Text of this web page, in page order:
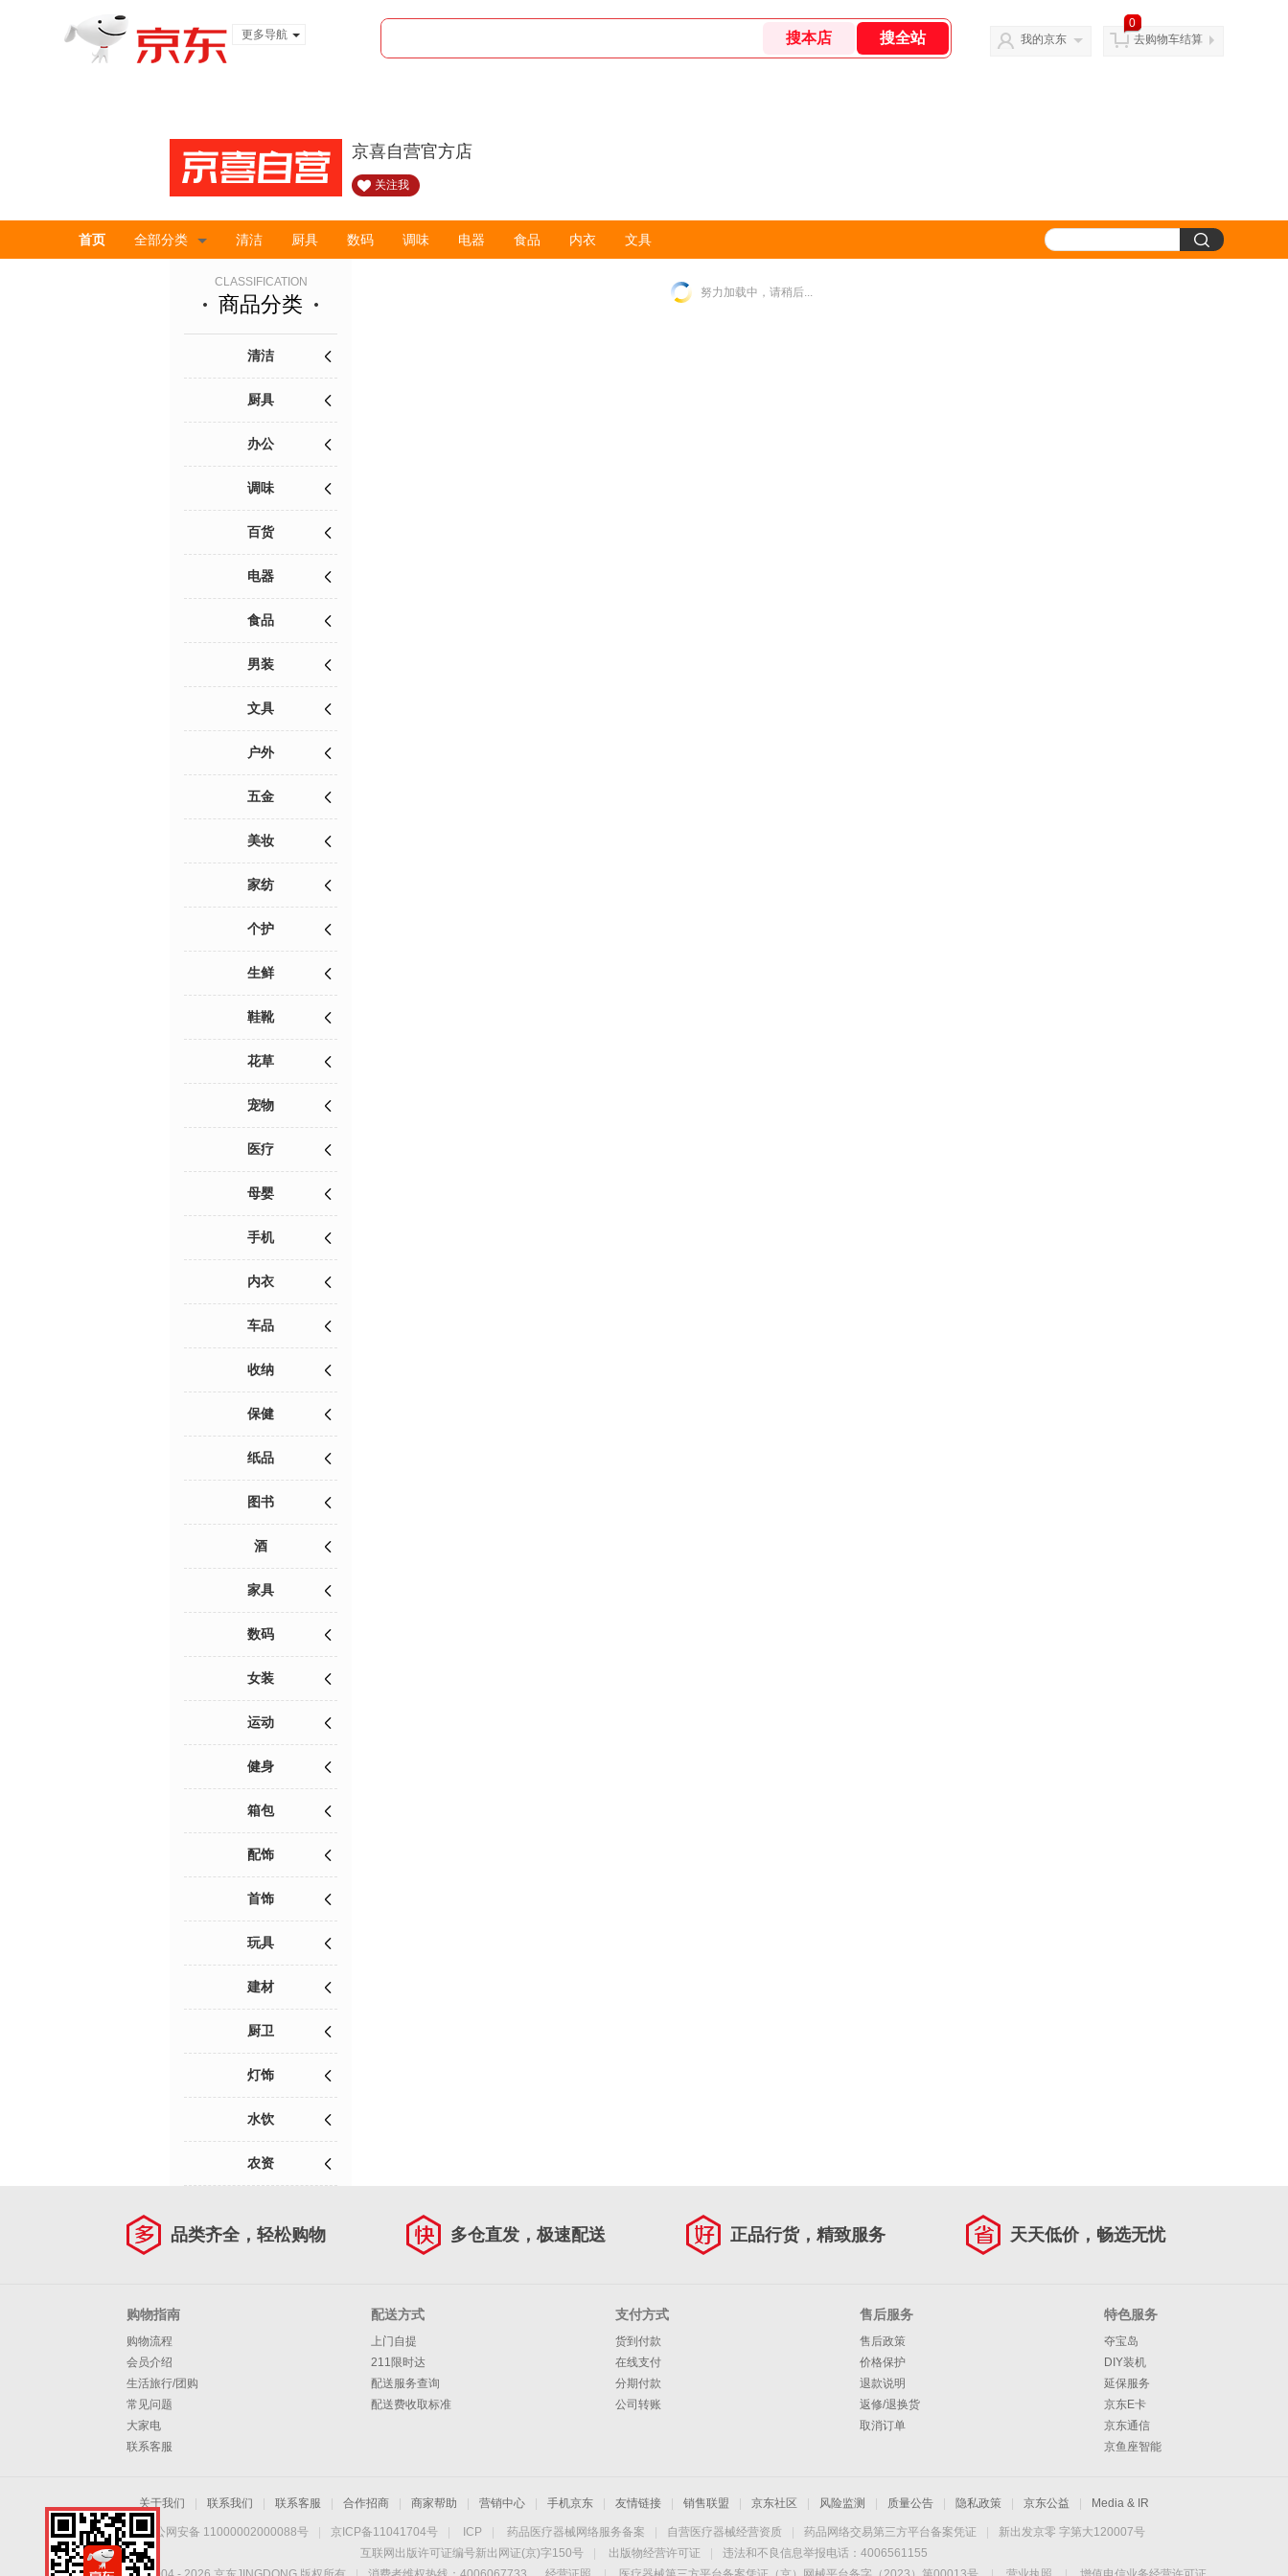
更多导航
我的京东
0
去购物车结算
京喜自营官方店
关注我
首页 全部分类 清洁 厨具 数码 调味 电器 食品 内衣 文具
CLASSIFICATION
商品分类
清洁
厨具
办公
调味
百货
电器
食品
男装
文具
户外
五金
美妆
家纺
个护
生鲜
鞋靴
花草
宠物
医疗
母婴
手机
内衣
车品
收纳
保健
纸品
图书
酒
家具
数码
女装
运动
健身
箱包
配饰
首饰
玩具
建材
厨卫
灯饰
水饮
农资
努力加载中，请稍后...
品类齐全，轻松购物 多仓直发，极速配送 正品行货，精致服务 天天低价，畅选无忧
购物指南
购物流程
会员介绍
生活旅行/团购
常见问题
大家电
联系客服
配送方式
上门自提
211限时达
配送服务查询
配送费收取标准
支付方式
货到付款
在线支付
分期付款
公司转账
售后服务
售后政策
价格保护
退款说明
返修/退换货
取消订单
特色服务
夺宝岛
DIY装机
延保服务
京东E卡
京东通信
京鱼座智能
关于我们 联系我们 联系客服 合作招商 商家帮助 营销中心 手机京东 友情链接 销售联盟 京东社区 风险监测 质量公告 隐私政策 京东公益 Media & IR
京公网安备 11000002000088号 京ICP备11041704号 ICP 药品医疗器械网络服务备案 自营医疗器械经营资质 药品网络交易第三方平台备案凭证
新出发京零 字第大120007号
互联网出版许可证编号新出网证(京)字150号
出版物经营许可证
违法和不良信息举报电话：4006561155